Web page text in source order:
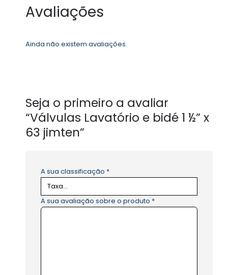
Avaliações
Ainda não existem avaliações.
Seja o primeiro a avaliar
“Válvulas Lavatório e bidé 1 ½” x
63 jimten”
A sua classificação *
A sua avaliação sobre o produto *